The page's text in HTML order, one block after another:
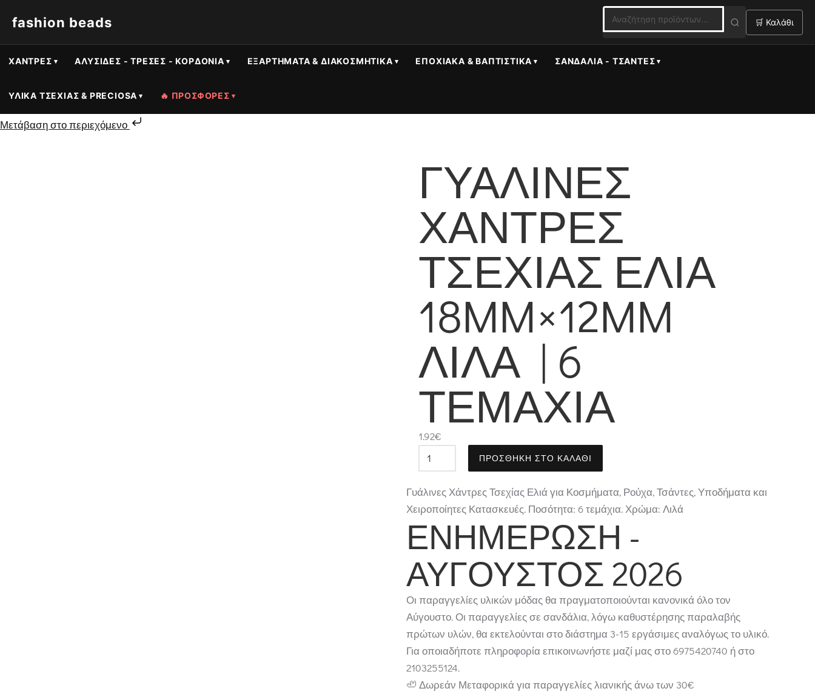
fashion beads 🛒 Καλάθι
ΧΆΝΤΡΕΣ ΑΛΥΣΊΔΕΣ - ΤΡΈΣΕΣ - ΚΟΡΔΌΝΙΑ ΕΞΑΡΤΉΜΑΤΑ & ΔΙΑΚΟΣΜΗΤΙΚΆ ΕΠΟΧΙΑΚΆ & ΒΑΠΤΙΣΤΙΚΆ ΣΑΝΔΆΛΙΑ - ΤΣΆΝΤΕΣ
ΥΛΙΚΆ ΤΣΕΧΊΑΣ & PRECIOSA 🔥 ΠΡΟΣΦΟΡΕΣ
Μετάβαση στο περιεχόμενο
ΓΥΆΛΙΝΕΣ
ΧΆΝΤΡΕΣ
ΤΣΕΧΊΑΣ ΕΛΙΆ
18MM×12MM
ΛΙΛΆ | 6
ΤΕΜΆΧΙΑ
1.92€
ΠΡΟΣΘΉΚΗ ΣΤΟ ΚΑΛΆΘΙ
Γυάλινες Χάντρες Τσεχίας Ελιά για Κοσμήματα, Ρούχα, Τσάντες, Υποδήματα και
Χειροποίητες Κατασκευές. Ποσότητα: 6 τεμάχια. Χρώμα: Λιλά
ΕΝΗΜΈΡΩΣΗ -
ΑΎΓΟΥΣΤΟΣ 2026
Οι παραγγελίες υλικών μόδας θα πραγματοποιούνται κανονικά όλο τον
Αύγουστο. Οι παραγγελίες σε σανδάλια, λόγω καθυστέρησης παραλαβής
πρώτων υλών, θα εκτελούνται στο διάστημα 3-15 εργάσιμες αναλόγως το υλικό.
Για οποιαδήποτε πληροφορία επικοινωνήστε μαζί μας στο 6975420740 ή στο
2103255124.
🦥 Δωρεάν Μεταφορικά για παραγγελίες λιανικής άνω των 30€